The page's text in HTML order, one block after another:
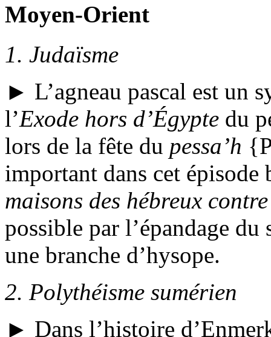
Moyen-Orient
1. Judaïsme
► L’agneau pascal est un
l’Exode hors d’Égypte du
lors de la fête du pessa’h
important dans cet
maisons des hébreux
possible par l’épandage du
une branche d’hysope.
2. Polythéisme sumérien
► Dans l’histoire